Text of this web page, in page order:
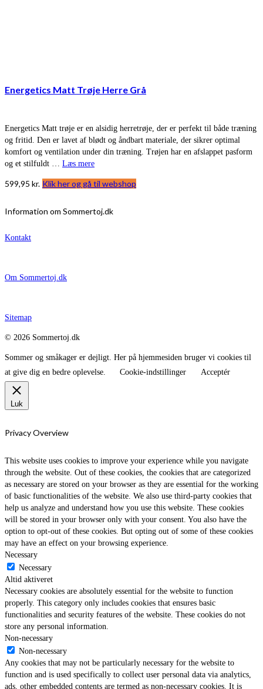
Energetics Matt Trøje Herre Grå
Energetics Matt trøje er en alsidig herretrøje, der er perfekt til både træning
og fritid. Den er lavet af blødt og åndbart materiale, der sikrer optimal
komfort og ventilation under din træning. Trøjen har en afslappet pasform
og et stilfuldt … Læs mere
599,95 kr. Klik her og gå til webshop
Information om Sommertoj.dk
Kontakt
Om Sommertoj.dk
Sitemap
© 2026 Sommertoj.dk
Sommer og småkager er dejligt. Her på hjemmesiden bruger vi cookies til
at give dig en bedre oplevelse.
Cookie-indstillinger Acceptér
Luk
Privacy Overview
This website uses cookies to improve your experience while you navigate
through the website. Out of these cookies, the cookies that are categorized
as necessary are stored on your browser as they are essential for the working
of basic functionalities of the website. We also use third-party cookies that
help us analyze and understand how you use this website. These cookies
will be stored in your browser only with your consent. You also have the
option to opt-out of these cookies. But opting out of some of these cookies
may have an effect on your browsing experience.
Necessary
Necessary
Altid aktiveret
Necessary cookies are absolutely essential for the website to function
properly. This category only includes cookies that ensures basic
functionalities and security features of the website. These cookies do not
store any personal information.
Non-necessary
Non-necessary
Any cookies that may not be particularly necessary for the website to
function and is used specifically to collect user personal data via analytics,
ads, other embedded contents are termed as non-necessary cookies. It is